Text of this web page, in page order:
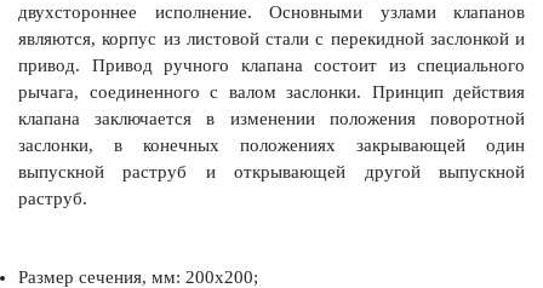
двухстороннее исполнение. Основными узлами клапанов
являются, корпус из листовой стали с перекидной заслонкой и
привод. Привод ручного клапана состоит из специального
рычага, соединенного с валом заслонки. Принцип действия
клапана заключается в изменении положения поворотной
заслонки, в конечных положениях закрывающей один
выпускной раструб и открывающей другой выпускной
раструб.
Размер сечения, мм: 200х200;